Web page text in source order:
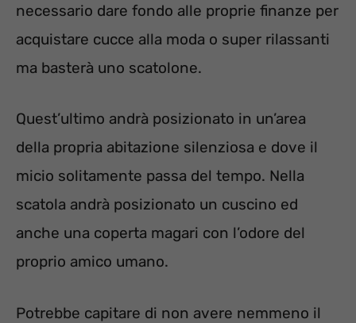
necessario dare fondo alle proprie finanze per
acquistare cucce alla moda o super rilassanti
ma basterà uno scatolone.
Quest’ultimo andrà posizionato in un’area
della propria abitazione silenziosa e dove il
micio solitamente passa del tempo. Nella
scatola andrà posizionato un cuscino ed
anche una coperta magari con l’odore del
proprio amico umano.
Potrebbe capitare di non avere nemmeno il